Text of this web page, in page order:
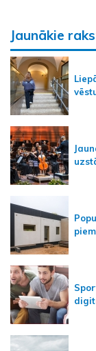
Jaunākie